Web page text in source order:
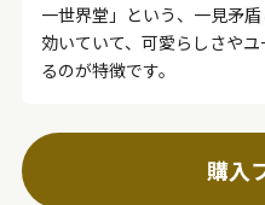
一世界堂」という、一見矛
効いていて、可愛らしさや
るのが特徴です。
購入